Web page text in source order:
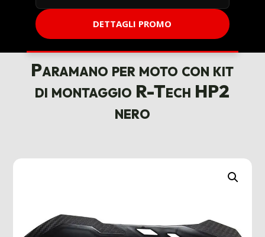
DETTAGLI PROMO
Paramano per moto con kit
di montaggio R-Tech HP2
nero